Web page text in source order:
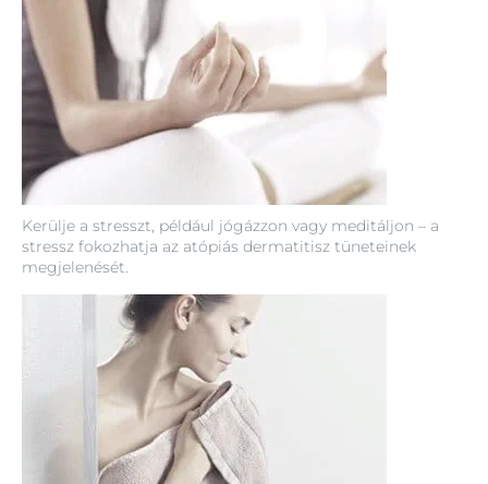
Kerülje a stresszt, például jógázzon vagy meditáljon – a
stressz fokozhatja az atópiás dermatitisz tüneteinek
megjelenését.